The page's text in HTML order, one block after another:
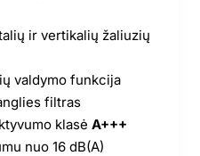
ir vertikalių žaliuzių
valdymo funkcija
filtras
klasė A+++
nuo 16 dB(A)